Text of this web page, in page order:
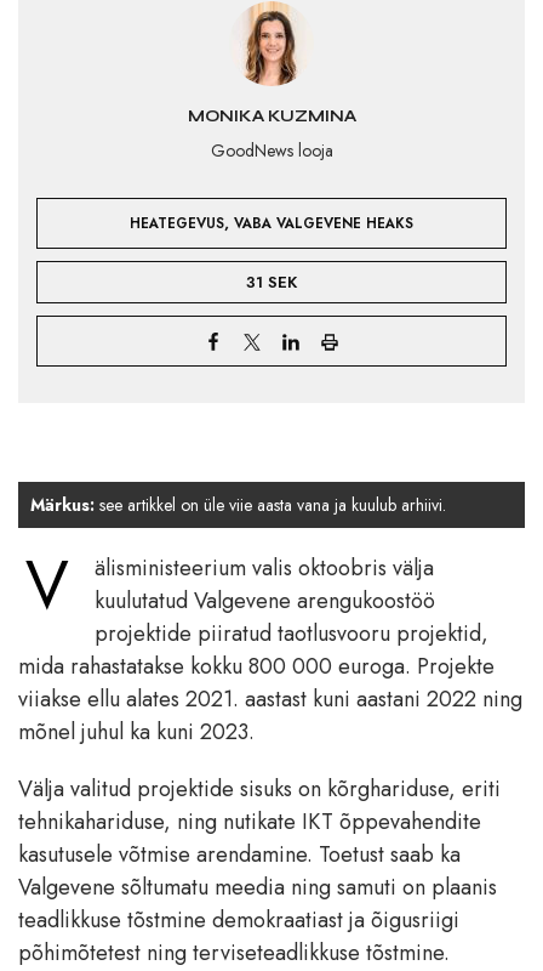
MONIKA KUZMINA
GoodNews looja
HEATEGEVUS, VABA VALGEVENE HEAKS
31 SEK
Märkus: see artikkel on üle viie aasta vana ja kuulub arhiivi.
V
älisministeerium valis oktoobris välja
kuulutatud Valgevene arengukoostöö
projektide piiratud taotlusvooru projektid,
mida rahastatakse kokku 800 000 euroga. Projekte
viiakse ellu alates 2021. aastast kuni aastani 2022 ning
mõnel juhul ka kuni 2023.
Välja valitud projektide sisuks on kõrghariduse, eriti
tehnikahariduse, ning nutikate IKT õppevahendite
kasutusele võtmise arendamine. Toetust saab ka
Valgevene sõltumatu meedia ning samuti on plaanis
teadlikkuse tõstmine demokraatiast ja õigusriigi
põhimõtetest ning terviseteadlikkuse tõstmine.